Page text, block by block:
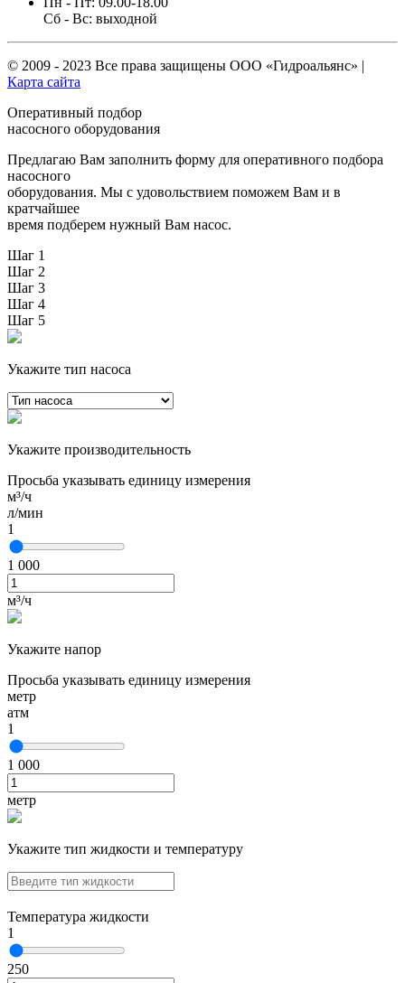
Сб - Вс: выходной
© 2009 - 2023 Все права защищены ООО «Гидроальянс» |
Карта сайта
Оперативный подбор
насосного оборудования
Предлагаю Вам заполнить форму для оперативного подбора
насосного
оборудования. Мы с удовольствием поможем Вам и в
кратчайшее
время подберем нужный Вам насос.
Шаг 1
Шаг 2
Шаг 3
Шаг 4
Шаг 5
Укажите тип насоса
Укажите производительность
Просьба указывать единицу измерения
м³/ч
л/мин
1
1 000
м³/ч
Укажите напор
Просьба указывать единицу измерения
метр
атм
1
1 000
метр
Укажите тип жидкости и температуру
Температура жидкости
1
250